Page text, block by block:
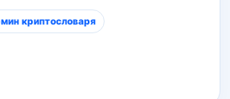
криптословаря